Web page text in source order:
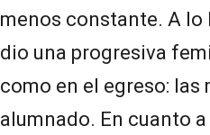
menos constante. A lo
dio una progresiva
como en el egreso: las
alumnado. En cuanto